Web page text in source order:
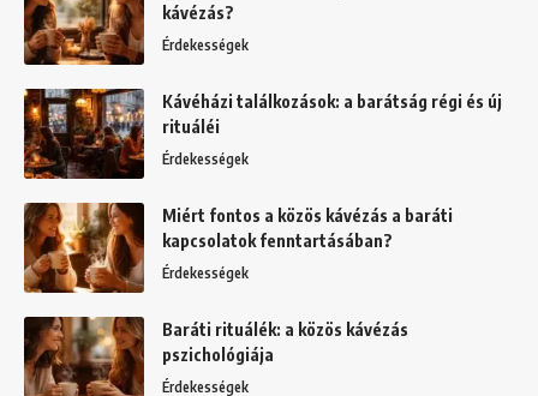
kávézás?
Érdekességek
Kávéházi találkozások: a barátság régi és új
rituáléi
Érdekességek
Miért fontos a közös kávézás a baráti
kapcsolatok fenntartásában?
Érdekességek
Baráti rituálék: a közös kávézás
pszichológiája
Érdekességek